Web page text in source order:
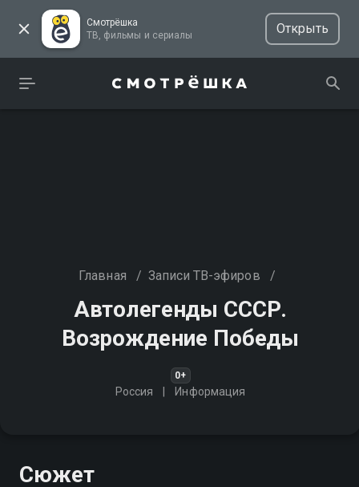
Смотрёшка
ТВ, фильмы и сериалы
Открыть
Главная / Записи ТВ-эфиров /
Автолегенды СССР.
Возрождение Победы
0+
Россия Информация
Сюжет